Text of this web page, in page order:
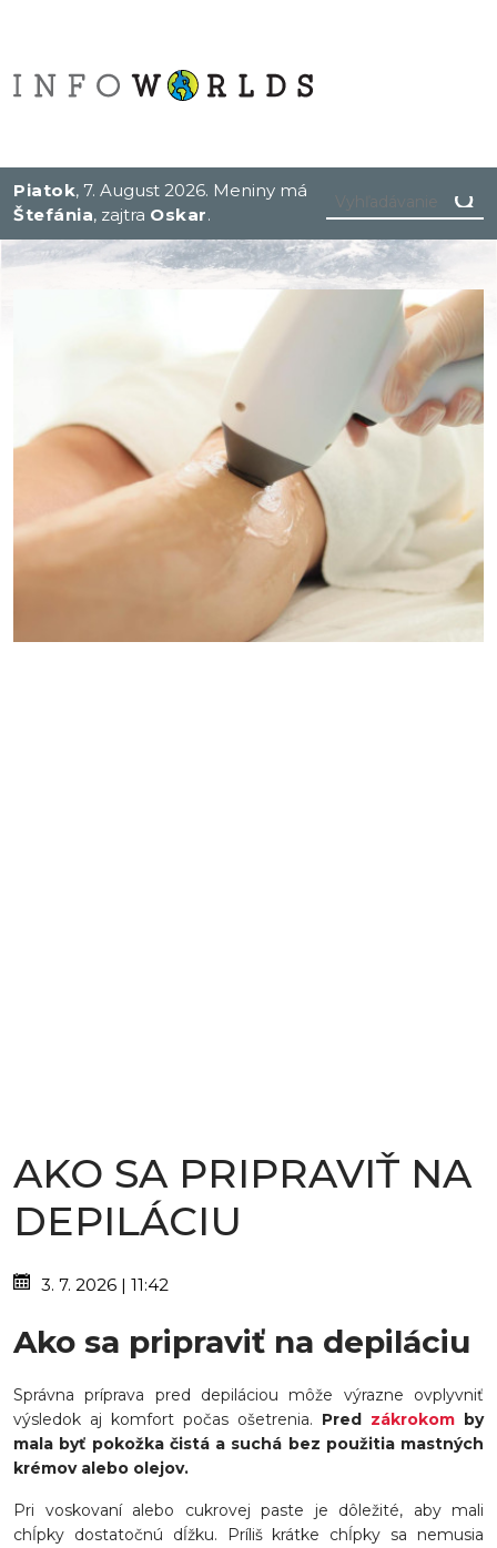
Piatok, 7. August 2026. Meniny má
Štefánia, zajtra Oskar.
AKO SA PRIPRAVIŤ NA
DEPILÁCIU
3. 7. 2026 | 11:42
Ako sa pripraviť na depiláciu
Správna príprava pred depiláciou môže výrazne ovplyvniť
výsledok aj komfort počas ošetrenia. Pred zákrokom by
mala byť pokožka čistá a suchá bez použitia mastných
krémov alebo olejov.
Pri voskovaní alebo cukrovej paste je dôležité, aby mali
chĺpky dostatočnú dĺžku. Príliš krátke chĺpky sa nemusia